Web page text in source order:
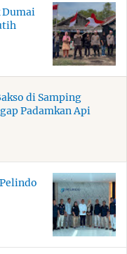
Dumai
di Samping
Padamkan Api